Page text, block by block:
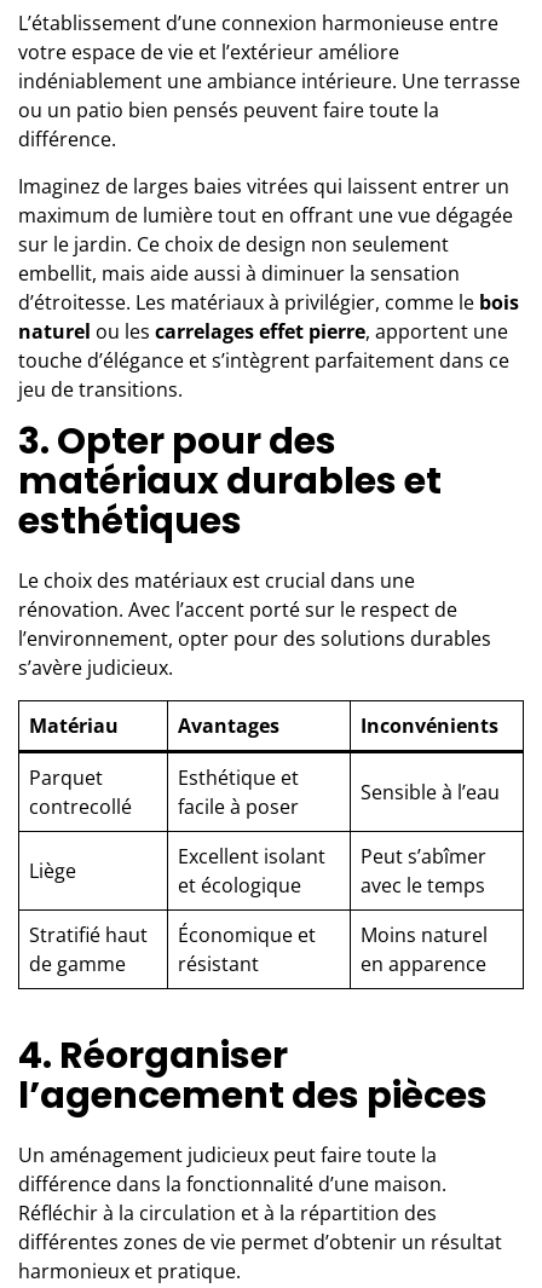
L’établissement d’une connexion harmonieuse entre
votre espace de vie et l’extérieur améliore
indéniablement une ambiance intérieure. Une terrasse
ou un patio bien pensés peuvent faire toute la
différence.
Imaginez de larges baies vitrées qui laissent entrer un
maximum de lumière tout en offrant une vue dégagée
sur le jardin. Ce choix de design non seulement
embellit, mais aide aussi à diminuer la sensation
d’étroitesse. Les matériaux à privilégier, comme le bois
naturel ou les carrelages effet pierre, apportent une
touche d’élégance et s’intègrent parfaitement dans ce
jeu de transitions.
3. Opter pour des
matériaux durables et
esthétiques
Le choix des matériaux est crucial dans une
rénovation. Avec l’accent porté sur le respect de
l’environnement, opter pour des solutions durables
s’avère judicieux.
Matériau Avantages
Inconvénients
Parquet
contrecollé
Esthétique et
facile à poser
Sensible à l’eau
Liège
Excellent isolant
et écologique
Peut s’abîmer
avec le temps
Stratifié haut
de gamme
Économique et
résistant
Moins naturel
en apparence
4. Réorganiser
l’agencement des pièces
Un aménagement judicieux peut faire toute la
différence dans la fonctionnalité d’une maison.
Réfléchir à la circulation et à la répartition des
différentes zones de vie permet d’obtenir un résultat
harmonieux et pratique.